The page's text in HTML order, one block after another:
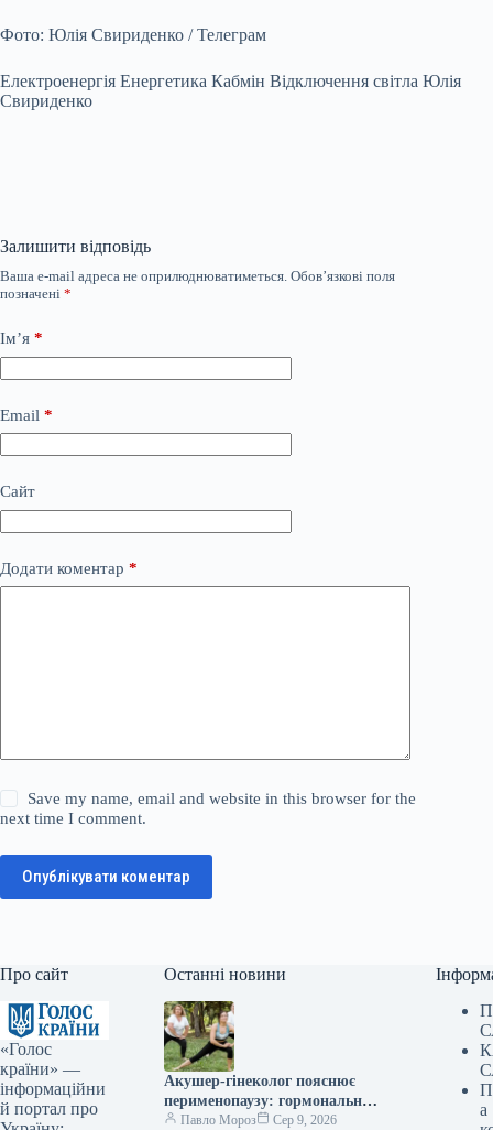
Фото: Юлія Свириденко / Телеграм
Електроенергія Енергетика Кабмін Відключення світла Юлія
Свириденко
Залишити відповідь
Ваша e-mail адреса не оприлюднюватиметься. Обов’язкові поля
позначені *
Ім’я *
Email *
Сайт
Додати коментар *
Save my name, email and website in this browser for the
next time I comment.
Опублікувати коментар
Про сайт
«Голос
країни» —
інформаційни
й портал про
Останні новини
Акушер-гінеколог пояснює
перименопаузу: гормональні
зміни, гарячі хвилі та інші
Павло Мороз Сер 9, 2026
а